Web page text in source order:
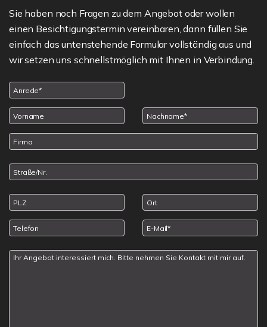
Sie haben noch Fragen zu dem Angebot oder wollen
einen Besichtigungstermin vereinbaren, dann füllen Sie
einfach das untenstehende Formular vollständig aus und
wir setzen uns schnellstmöglich mit Ihnen in Verbindung.